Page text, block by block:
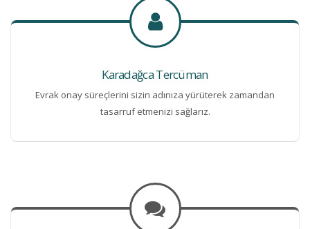
Karadağca Tercüman
Evrak onay süreçlerini sizin adınıza yürüterek zamandan
tasarruf etmenizi sağlarız.